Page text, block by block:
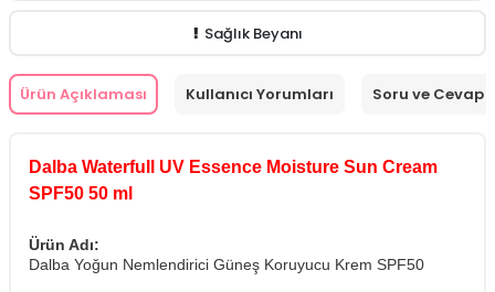
Sağlık Beyanı
Ürün Açıklaması Kullanıcı Yorumları Soru ve Cevap
Dalba Waterfull UV Essence Moisture Sun Cream
SPF50 50 ml
Ürün Adı:
Dalba Yoğun Nemlendirici Güneş Koruyucu Krem SPF50